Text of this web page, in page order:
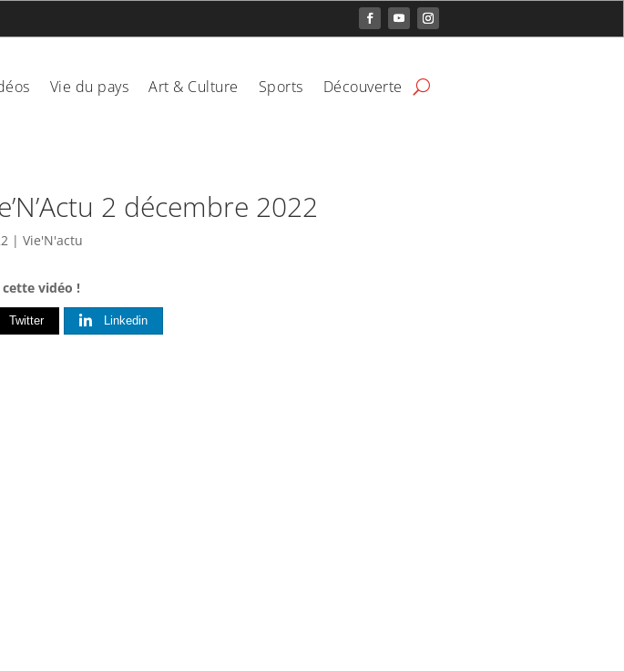
Vie du pays Art & Culture Sports Découverte
2 décembre 2022
| Vie'N'actu
cette vidéo !
Twitter Linkedin